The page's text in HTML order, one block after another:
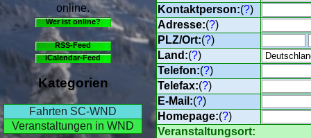
online.
Wer ist online?
RSS-Feed
iCalendar-Feed
Kategorien
Fahrten SC-WND
Veranstaltungen in WND
Kontaktperson:(?)
Adresse:(?)
PLZ/Ort:(?)
Land:(?)
Telefon:(?)
Telefax:(?)
E-Mail:(?)
Homepage:(?)
Veranstaltungsort: